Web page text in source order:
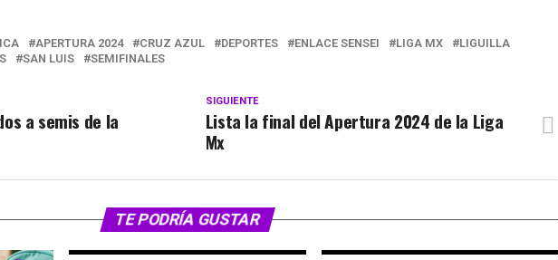
APERTURA 2024 CRUZ AZUL DEPORTES ENLACE SENSEI LIGA MX
LIGUILLA
SAN LUIS SEMIFINALES
SIGUIENTE
Lista la final del Apertura 2024 de la Liga
Mx
a semis de la
TE PODRÍA GUSTAR